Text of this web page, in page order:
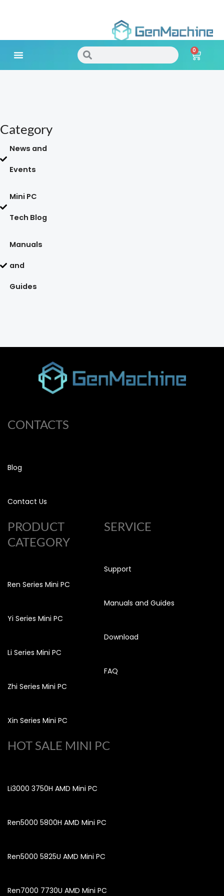
content Search 0
Cart
Category
News and
Events
Mini PC
Tech Blog
Manuals
and
Guides
CONTACTS
Blog
Contact Us
PRODUCT
CATEGORY
Ren Series Mini PC
Yi Series Mini PC
Li Series Mini PC
Zhi Series Mini PC
Xin Series Mini PC
SERVICE
Support
Manuals and Guides
Download
FAQ
HOT SALE MINI PC
Li3000 3750H AMD Mini PC
Ren5000 5800H AMD Mini PC
Ren5000 5825U AMD Mini PC
Ren7000 7730U AMD Mini PC